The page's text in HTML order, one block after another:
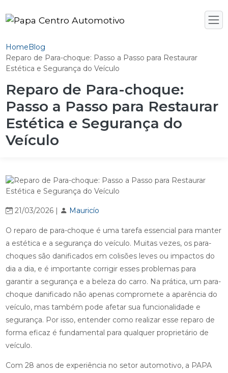
HomeBlog
Reparo de Para-choque: Passo a Passo para Restaurar
Estética e Segurança do Veículo
Reparo de Para-choque:
Passo a Passo para Restaurar
Estética e Segurança do
Veículo
21/03/2026 | Mauricío
O reparo de para-choque é uma tarefa essencial para manter
a estética e a segurança do veículo. Muitas vezes, os para-
choques são danificados em colisões leves ou impactos do
dia a dia, e é importante corrigir esses problemas para
garantir a segurança e a beleza do carro. Na prática, um para-
choque danificado não apenas compromete a aparência do
veículo, mas também pode afetar sua funcionalidade e
segurança. Por isso, entender como realizar esse reparo de
forma eficaz é fundamental para qualquer proprietário de
veículo.
Com 28 anos de experiência no setor automotivo, a PAPA